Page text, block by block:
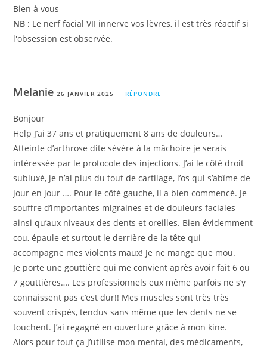
Bien à vous
NB : Le nerf facial VII innerve vos lèvres, il est très réactif si
l'obsession est observée.
Melanie26 JANVIER 2025 RÉPONDRE
Bonjour
Help J’ai 37 ans et pratiquement 8 ans de douleurs…
Atteinte d’arthrose dite sévère à la mâchoire je serais
intéressée par le protocole des injections. J’ai le côté droit
subluxé, je n’ai plus du tout de cartilage, l’os qui s’abîme de
jour en jour …. Pour le côté gauche, il a bien commencé. Je
souffre d’importantes migraines et de douleurs faciales
ainsi qu’aux niveaux des dents et oreilles. Bien évidemment
cou, épaule et surtout le derrière de la tête qui
accompagne mes violents maux! Je ne mange que mou.
Je porte une gouttière qui me convient après avoir fait 6 ou
7 gouttières…. Les professionnels eux même parfois ne s’y
connaissent pas c’est dur!! Mes muscles sont très très
souvent crispés, tendus sans même que les dents ne se
touchent. J’ai regagné en ouverture grâce à mon kine.
Alors pour tout ça j’utilise mon mental, des médicaments,